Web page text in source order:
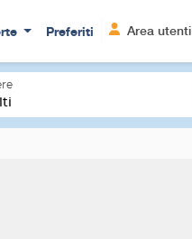
Preferiti Area utenti